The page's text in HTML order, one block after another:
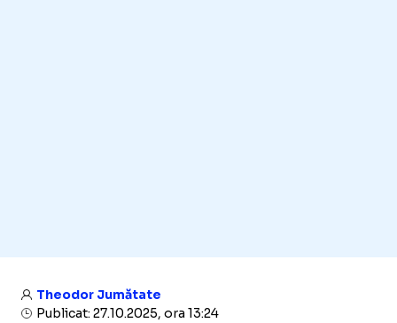
Theodor Jumătate
Publicat: 27.10.2025, ora 13:24